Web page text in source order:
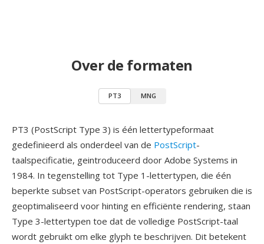
Over de formaten
PT3 MNG
PT3 (PostScript Type 3) is één lettertypeformaat
gedefinieerd als onderdeel van de PostScript-
taalspecificatie, geintroduceerd door Adobe Systems in
1984. In tegenstelling tot Type 1-lettertypen, die één
beperkte subset van PostScript-operators gebruiken die is
geoptimaliseerd voor hinting en efficiënte rendering, staan
Type 3-lettertypen toe dat de volledige PostScript-taal
wordt gebruikt om elke glyph te beschrijven. Dit betekent